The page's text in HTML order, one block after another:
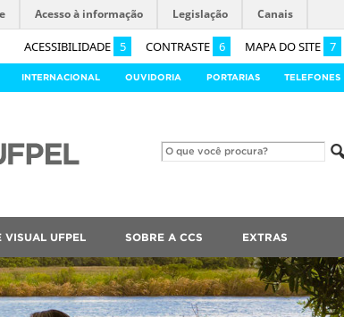
ACESSIBILIDADE 5 CONTRASTE 6 MAPA DO SITE 7
Acesso à informação Legislação Canais
INTERNACIONAL OUVIDORIA PORTARIAS TELEFONES
VISUAL UFPEL SOBRE A CCS EXTRAS